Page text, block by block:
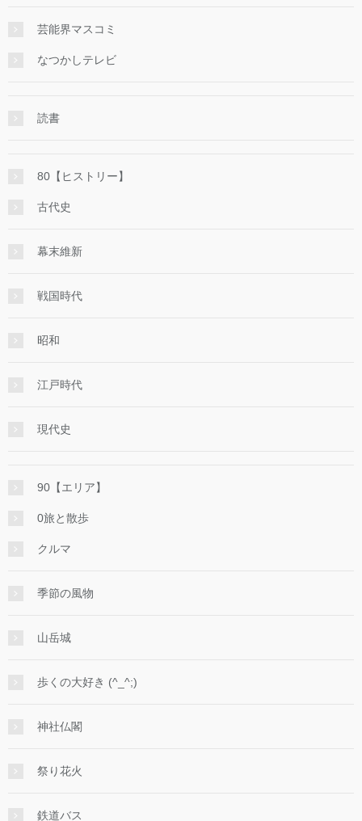
芸能界マスコミ
なつかしテレビ
読書
80【ヒストリー】
古代史
幕末維新
戦国時代
昭和
江戸時代
現代史
90【エリア】
0旅と散歩
クルマ
季節の風物
山岳城
歩くの大好き (^_^;)
神社仏閣
祭り花火
鉄道バス